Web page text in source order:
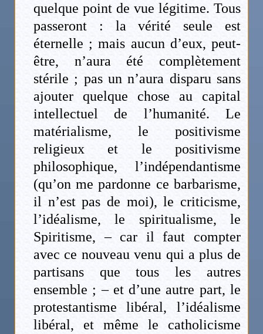
quelque point de vue légitime. Tous
passeront : la vérité seule est
éternelle ; mais aucun d’eux, peut-
être, n’aura été complètement
stérile ; pas un n’aura disparu sans
ajouter quelque chose au capital
intellectuel de l’humanité. Le
matérialisme, le positivisme
religieux et le positivisme
philosophique, l’indépendantisme
(qu’on me pardonne ce barbarisme,
il n’est pas de moi), le criticisme,
l’idéalisme, le spiritualisme, le
Spiritisme, – car il faut compter
avec ce nouveau venu qui a plus de
partisans que tous les autres
ensemble ; – et d’une autre part, le
protestantisme libéral, l’idéalisme
libéral, et même le catholicisme